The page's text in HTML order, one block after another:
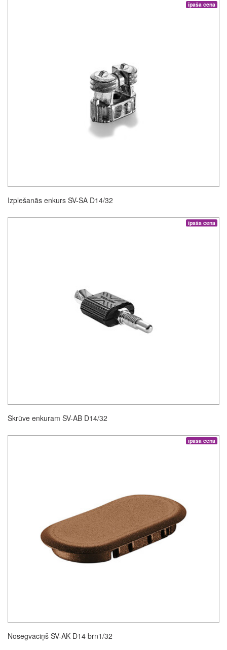
īpaša cena
Izplešanās enkurs SV-SA D14/32
īpaša cena
Skrūve enkuram SV-AB D14/32
īpaša cena
Nosegvāciņš SV-AK D14 brn1/32